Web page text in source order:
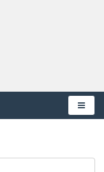
Menú